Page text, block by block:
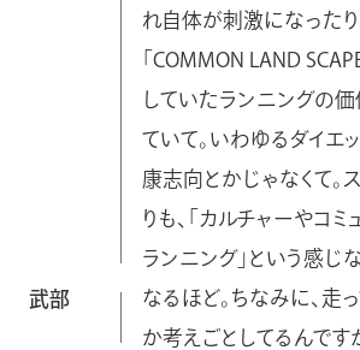
れ自体が刺激になったり
「COMMON LAND
していたランニングの
ていて。いわゆるダイエ
康志向とかじゃなくて。
りも、「カルチャーやコミ
ランニング」という感じな
武部
なるほど。ちなみに、走
か考えごとしてるんです